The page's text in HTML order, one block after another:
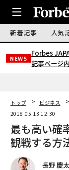
新着記事 人気
NEWS
Forbes
記事ページ
トップ ビジネス
2018.05.13 12:30
最も高い確
観戦する方
長野 慶